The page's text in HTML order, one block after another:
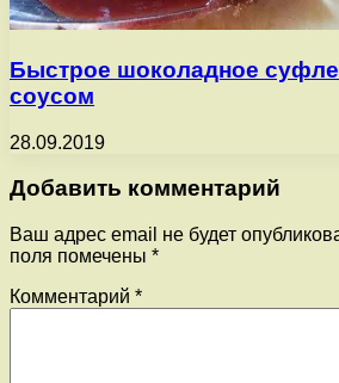
Быстрое шоколадное
соусом
28.09.2019
Добавить комментарий
Ваш адрес email не будет
поля помечены *
Комментарий *